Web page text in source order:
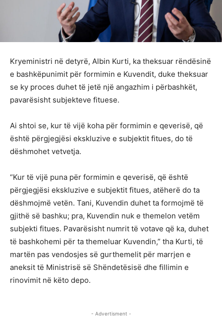
Kryeministri në detyrë, Albin Kurti, ka theksuar rëndësinë
e bashkëpunimit për formimin e Kuvendit, duke theksuar
se ky proces duhet të jetë një angazhim i përbashkët,
pavarësisht subjekteve fituese.
Ai shtoi se, kur të vijë koha për formimin e qeverisë, që
është përgjegjësi ekskluzive e subjektit fitues, do të
dëshmohet vetvetja.
“Kur të vijë puna për formimin e qeverisë, që është
përgjegjësi ekskluzive e subjektit fitues, atëherë do ta
dëshmojmë vetën. Tani, Kuvendin duhet ta formojmë të
gjithë së bashku; pra, Kuvendin nuk e themelon vetëm
subjekti fitues. Pavarësisht numrit të votave që ka, duhet
të bashkohemi për ta themeluar Kuvendin,” tha Kurti, të
martën pas vendosjes së gurthemelit për marrjen e
aneksit të Ministrisë së Shëndetësisë dhe fillimin e
rinovimit në këto depo.
- Advertisment -